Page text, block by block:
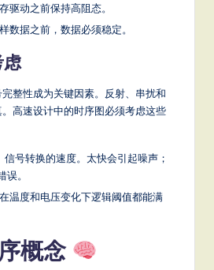
驱动之前保持高阻态。
数据之前，数据必须稳定。
整性成为关键因素。反射、串扰和
高速设计中的时序图必须考虑这些
信号转换的速度。太快会引起噪声；
。
温度和电压变化下逻辑阈值都能满
概念